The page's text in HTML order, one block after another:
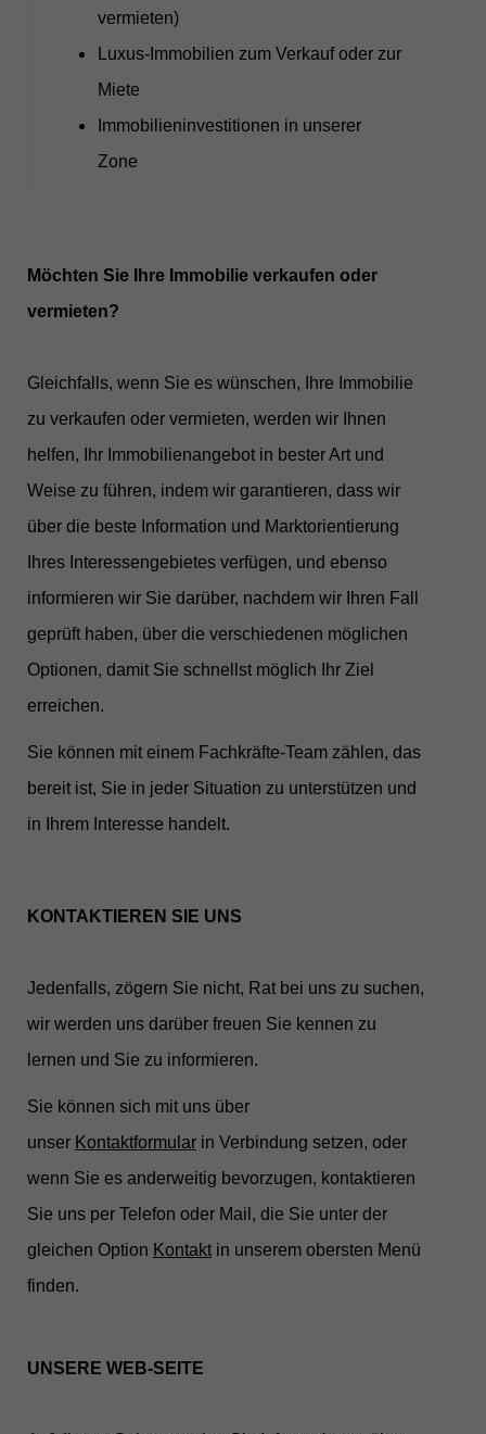
vermieten)
Luxus-Immobilien zum Verkauf oder zur
Miete
Immobilieninvestitionen in unserer
Zone
Möchten Sie Ihre Immobilie verkaufen oder
vermieten?
Gleichfalls, wenn Sie es wünschen, Ihre Immobilie
zu verkaufen oder vermieten, werden wir Ihnen
helfen, Ihr Immobilienangebot in bester Art und
Weise zu führen, indem wir garantieren, dass wir
über die beste Information und Marktorientierung
Ihres Interessengebietes verfügen, und ebenso
informieren wir Sie darüber, nachdem wir Ihren Fall
geprüft haben, über die verschiedenen möglichen
Optionen, damit Sie schnellst möglich Ihr Ziel
erreichen.
Sie können mit einem Fachkräfte-Team zählen, das
bereit ist, Sie in jeder Situation zu unterstützen und
in Ihrem Interesse handelt.
KONTAKTIEREN SIE UNS
Jedenfalls, zögern Sie nicht, Rat bei uns zu suchen,
wir werden uns darüber freuen Sie kennen zu
lernen und Sie zu informieren.
Sie können sich mit uns über
unser Kontaktformular in Verbindung setzen, oder
wenn Sie es anderweitig bevorzugen, kontaktieren
Sie uns per Telefon oder Mail, die Sie unter der
gleichen Option Kontakt in unserem obersten Menü
finden.
UNSERE WEB-SEITE